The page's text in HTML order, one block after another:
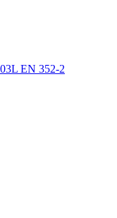
EN 352-2